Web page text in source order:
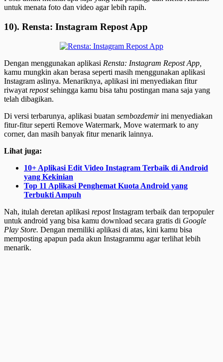
untuk menata foto dan video agar lebih rapih.
10). Rensta: Instagram Repost App
Dengan menggunakan aplikasi Rensta: Instagram Repost App,
kamu mungkin akan berasa seperti masih menggunakan aplikasi
Instagram aslinya. Menariknya, aplikasi ini menyediakan fitur
riwayat repostsehingga kamu bisa tahu postingan mana saja yang
telah dibagikan.
Di versi terbarunya, aplikasi buatan sembozdemirini menyediakan
fitur-fitur seperti Remove Watermark, Move watermark to any
corner, dan masih banyak fitur menarik lainnya.
Lihat juga:
10+ Aplikasi Edit Video Instagram Terbaik di Android
yang Kekinian
Top 11 Aplikasi Penghemat Kuota Android yang
Terbukti Ampuh
Nah, itulah deretan aplikasi repostInstagram terbaik dan terpopuler
untuk android yang bisa kamu download secara gratis di Google
Play Store. Dengan memiliki aplikasi di atas, kini kamu bisa
memposting apapun pada akun Instagrammu agar terlihat lebih
menarik.